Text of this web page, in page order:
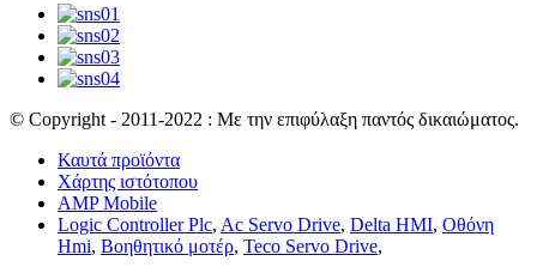
© Copyright - 2011-2022 : Με την επιφύλαξη παντός δικαιώματος.
Καυτά προϊόντα
Χάρτης ιστότοπου
AMP Mobile
Logic Controller Plc, Ac Servo Drive, Delta HMI, Οθόνη
Hmi, Βοηθητικό μοτέρ, Teco Servo Drive,